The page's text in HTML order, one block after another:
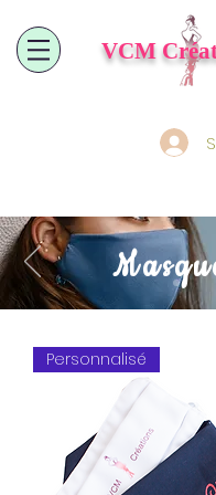
VCM
Personnalisé